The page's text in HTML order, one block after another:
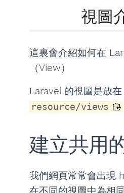
視圖
這裏會介紹如何在
（View）
Laravel 的視圖是放在
resource/views
建立共用
我們網頁常常會出現
在不同的視圖中為相